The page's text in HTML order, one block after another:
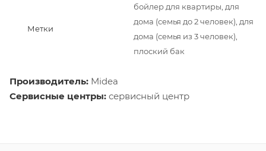
Метки
бойлер для квартиры, для
дома (семья до 2 человек), для
дома (семья из 3 человек),
плоский бак
Производитель: Midea
Сервисные центры: сервисный центр